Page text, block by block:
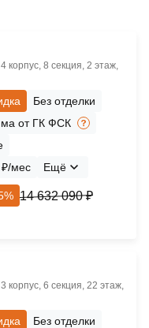
корпус, 8 секция, 2 этаж,
Без отделки
от ГК ФСК
₽/мес
Ещё
14 632 090 ₽
корпус, 6 секция, 22 этаж,
Без отделки